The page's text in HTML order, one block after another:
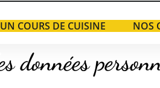
COURS DE CUISINE NOS
données